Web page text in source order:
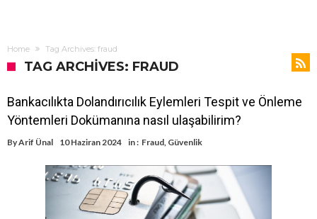
Home Tag Archives: fraud
TAG ARCHIVES: FRAUD
Bankacılıkta Dolandırıcılık Eylemleri Tespit ve Önleme
Yöntemleri Dokümanına nasıl ulaşabilirim?
ByArif Ünal 10 Haziran 2024 in : Fraud, Güvenlik